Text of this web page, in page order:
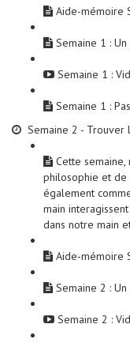
Aide-mémoire
Semaine 1 :
Semaine 1 :
Semaine 1 :
Semaine 2 - Trouver
Cette
philosophie et de
également
main
dans notre main
Aide-mémoire
Semaine 2 :
Semaine 2 :